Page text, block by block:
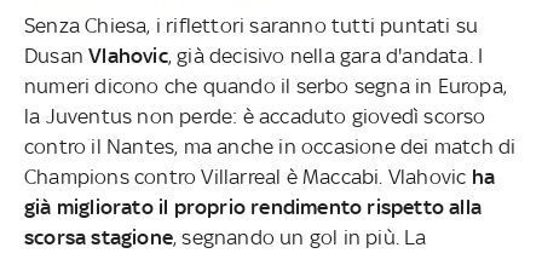
Senza Chiesa, i riflettori saranno tutti puntati su
DusanVlahovic, già decisivo nella gara d'andata. I
numeri dicono che quando il serbo segna in Europa,
la Juventus non perde: è accaduto giovedì scorso
contro il Nantes, ma anche in occasione dei match di
Champions contro Villarreal è Maccabi. Vlahovic ha
già migliorato il proprio rendimento rispetto alla
scorsa stagione, segnando un gol in più. La